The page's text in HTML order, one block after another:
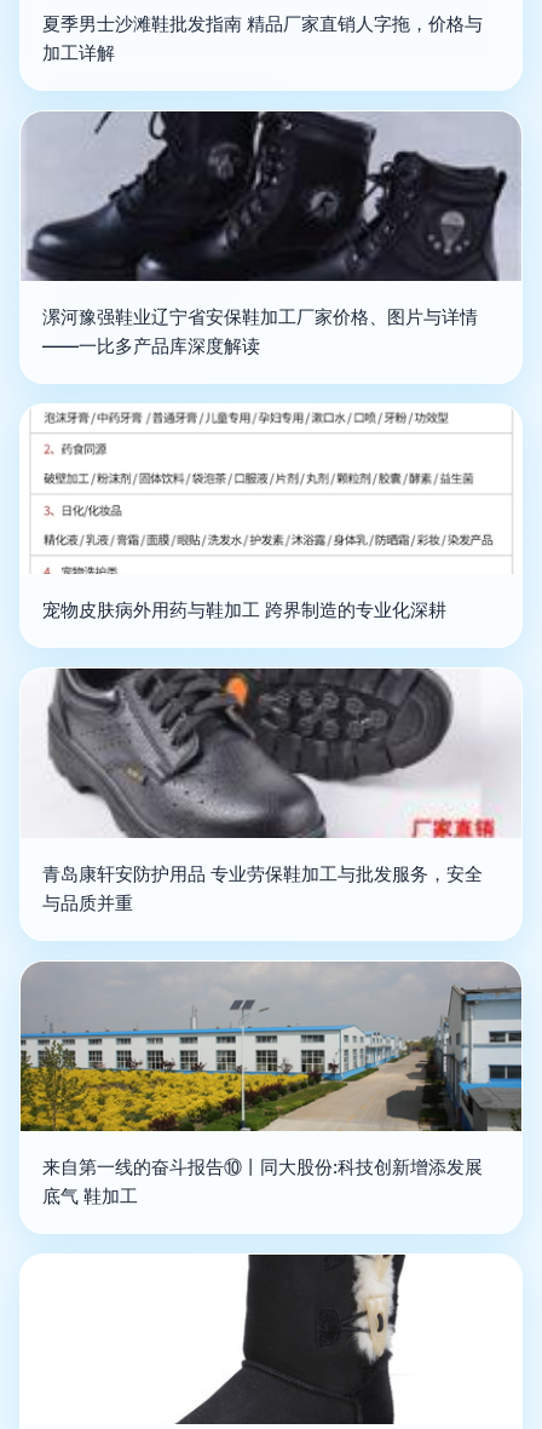
夏季男士沙滩鞋批发指南 精品厂家直销人字拖，价格与
加工详解
漯河豫强鞋业辽宁省安保鞋加工厂家价格、图片与详情
——一比多产品库深度解读
宠物皮肤病外用药与鞋加工 跨界制造的专业化深耕
青岛康轩安防护用品 专业劳保鞋加工与批发服务，安全
与品质并重
来自第一线的奋斗报告⑩丨同大股份:科技创新增添发展
底气 鞋加工